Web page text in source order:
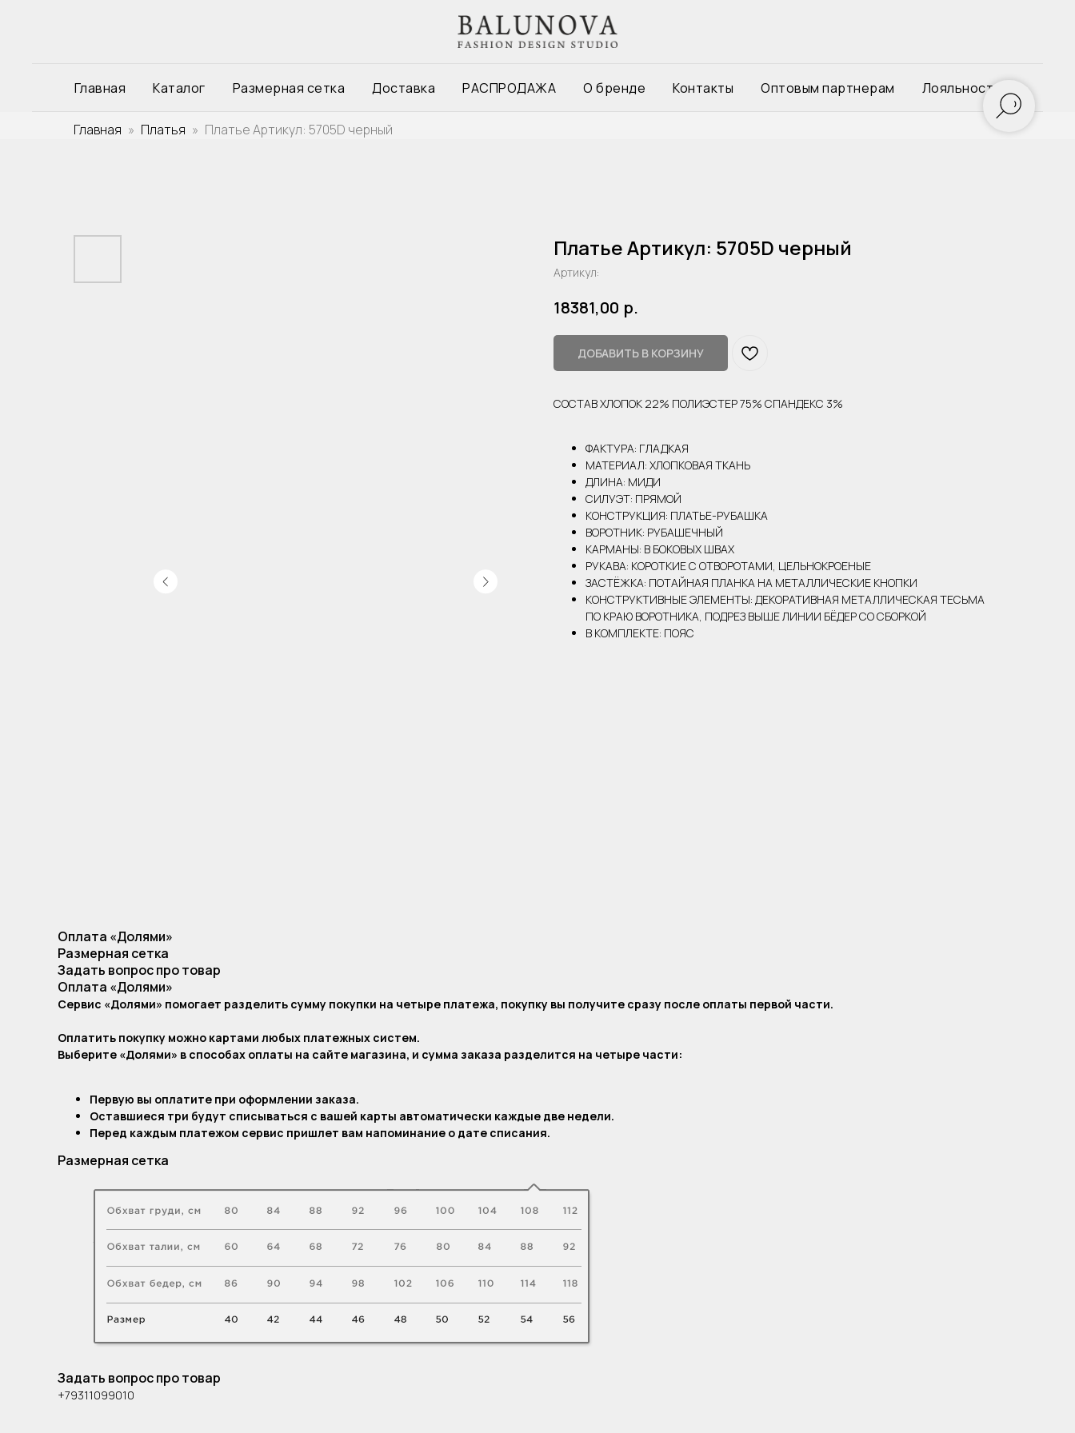
Главная Каталог Размерная сетка Доставка РАСПРОДАЖА О бренде Контакты Оптовым партнерам Лояльность
Главная Платья Платье Артикул: 5705D черный
Платье Артикул: 5705D черный
Артикул:
18381,00 р.
ДОБАВИТЬ В КОРЗИНУ
СОСТАВ ХЛОПОК 22% ПОЛИЭСТЕР 75% СПАНДЕКС 3%
ФАКТУРА: ГЛАДКАЯ
МАТЕРИАЛ: ХЛОПКОВАЯ ТКАНЬ
ДЛИНА: МИДИ
СИЛУЭТ: ПРЯМОЙ
КОНСТРУКЦИЯ: ПЛАТЬЕ-РУБАШКА
ВОРОТНИК: РУБАШЕЧНЫЙ
КАРМАНЫ: В БОКОВЫХ ШВАХ
РУКАВА: КОРОТКИЕ С ОТВОРОТАМИ, ЦЕЛЬНОКРОЕНЫЕ
ЗАСТЁЖКА: ПОТАЙНАЯ ПЛАНКА НА МЕТАЛЛИЧЕСКИЕ КНОПКИ
КОНСТРУКТИВНЫЕ ЭЛЕМЕНТЫ: ДЕКОРАТИВНАЯ МЕТАЛЛИЧЕСКАЯ ТЕСЬМА
ПО КРАЮ ВОРОТНИКА, ПОДРЕЗ ВЫШЕ ЛИНИИ БЁДЕР СО СБОРКОЙ
В КОМПЛЕКТЕ: ПОЯС
Оплата «Долями»
Размерная сетка
Задать вопрос про товар
Оплата «Долями»
Сервис «Долями» помогает разделить сумму покупки на четыре платежа, покупку вы получите сразу после оплаты первой части.
Оплатить покупку можно картами любых платежных систем.
Выберите «Долями» в способах оплаты на сайте магазина, и сумма заказа разделится на четыре части:
Первую вы оплатите при оформлении заказа.
Оставшиеся три будут списываться с вашей карты автоматически каждые две недели.
Перед каждым платежом сервис пришлет вам напоминание о дате списания.
Размерная сетка
Задать вопрос про товар
+79311099010